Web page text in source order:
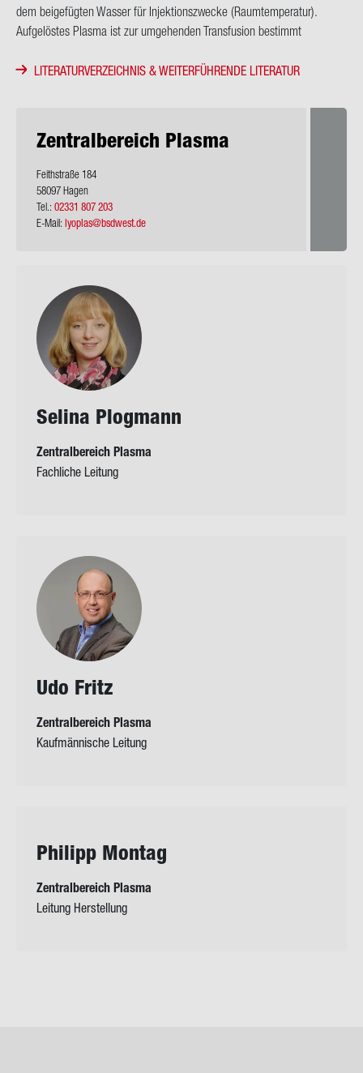
dem bei­gefüg­ten Was­ser für In­jek­ti­ons­zwe­cke (Raum­tem­pe­ra­tur).
Auf­ge­lös­tes Plas­ma ist zur um­ge­hen­den Trans­fu­si­on be­stimmt
LITERATURVERZEICHNIS & WEITERFÜHRENDE LITERATUR
Zen­tral­be­reich Plas­ma
Feith­stra­ße 184
58097 Hagen
Tel.: 02331 807 203
E-Mail: lyoplas@bsdwest.de
Se­li­na Plog­mann
Zentralbereich Plasma
Fachliche Leitung
Udo Fritz
Zentralbereich Plasma
Kaufmännische Leitung
Phil­ipp Mon­tag
Zentralbereich Plasma
Leitung Herstellung